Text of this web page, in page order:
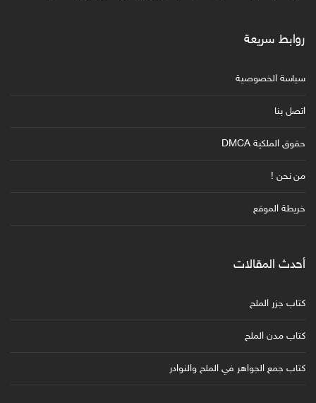
روابط سريعة
سياسة الخصوصية
اتصل بنا
حقوق الملكية DMCA
من نحن !
خريطة الموقع
أحدث المقالات
كتاب جزر الملح
كتاب مدن الملح
كتاب جمع الجواهر في الملح والنوادر